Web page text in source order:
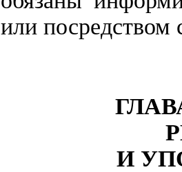
или посредством
И